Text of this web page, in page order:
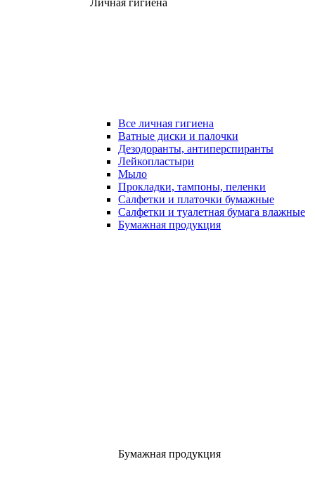
Личная гигиена
Все личная гигиена
Ватные диски и палочки
Дезодоранты, антиперспиранты
Лейкопластыри
Мыло
Прокладки, тампоны, пеленки
Салфетки и платочки бумажные
Салфетки и туалетная бумага влажные
Бумажная продукция
Бумажная продукция